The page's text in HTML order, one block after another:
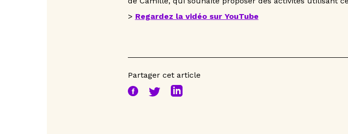
> Regardez la vidéo sur YouTube
Partager cet article